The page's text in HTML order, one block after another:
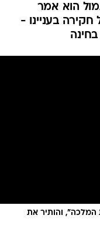
הוא אמר
בעניינו -
המלכה", והותיר את